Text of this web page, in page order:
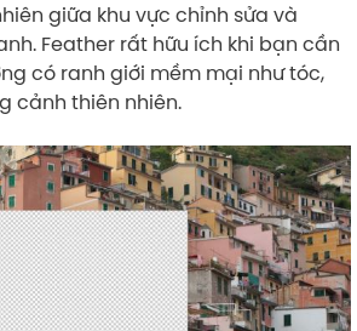
giữa khu vực chỉnh sửa và
Feather rất hữu ích khi bạn cần
có ranh giới mềm mại như tóc,
cảnh thiên nhiên.